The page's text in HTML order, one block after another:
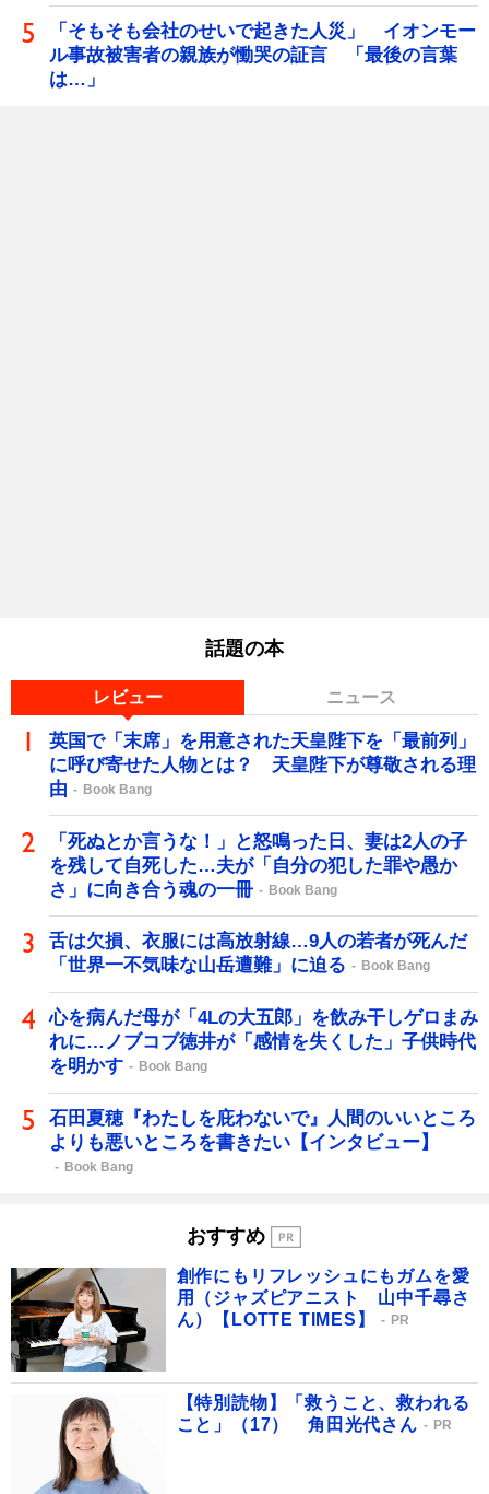
「そもそも会社のせいで起きた人災」 イオンモー
ル事故被害者の親族が慟哭の証言 「最後の言葉
は…」
話題の本
レビュー ニュース
英国で「末席」を用意された天皇陛下を「最前列」
に呼び寄せた人物とは？ 天皇陛下が尊敬される理
由
Book Bang
「死ぬとか言うな！」と怒鳴った日、妻は2人の子
を残して自死した…夫が「自分の犯した罪や愚か
さ」に向き合う魂の一冊
Book Bang
舌は欠損、衣服には高放射線…9人の若者が死んだ
「世界一不気味な山岳遭難」に迫る
Book Bang
心を病んだ母が「4Lの大五郎」を飲み干しゲロまみ
れに…ノブコブ徳井が「感情を失くした」子供時代
を明かす
Book Bang
石田夏穂『わたしを庇わないで』人間のいいところ
よりも悪いところを書きたい【インタビュー】
Book Bang
おすすめ
創作にもリフレッシュにもガムを愛
用（ジャズピアニスト 山中千尋さ
ん）【LOTTE TIMES】
PR
【特別読物】「救うこと、救われる
こと」（17） 角田光代さん
PR